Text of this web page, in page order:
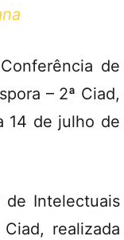
de
– 2ª Ciad,
14 de julho de
de Intelectuais
realizada